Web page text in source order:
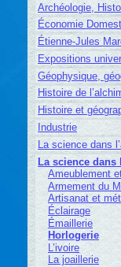
Archéologie,
Économie
Étienne-Jules
Expositions
Géophysique,
Histoire de
Histoire et
Industrie
La science dans
La science dans
Ameublement
Armement du
Artisanat et
Éclairage
Émaillerie
Horlogerie
L’ivoire
La joaillerie